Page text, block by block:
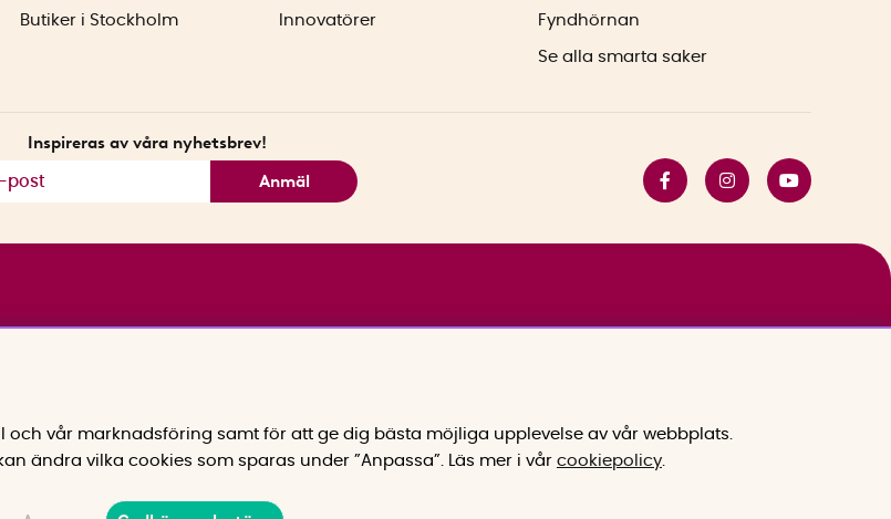
Butiker i Stockholm Innovatörer Fyndhörnan
Se alla smarta saker
Inspireras av våra nyhetsbrev!
Anmäl
vår marknadsföring samt för att ge dig bästa möjliga upplevelse av vår webbplats.
ändra vilka cookies som sparas under ”Anpassa”.
Läs mer i vår cookiepolicy